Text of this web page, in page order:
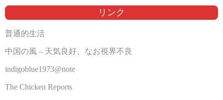
リンク
普通的生活
中国の風 – 天気良好、なお視界不良
indigoblue1973@note
The Chicken Reports